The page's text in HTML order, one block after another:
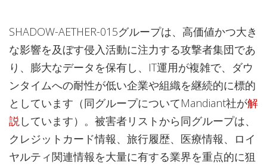
SHADOW-AETHER-015グループは、高価値かつ大き
な影響を及ぼす侵入活動に注力する攻撃者集団であ
り、膨大なデータを保有し、IT運用が複雑で、ダウ
ンタイムへの耐性が低い企業や組織を継続的に標的
としています（同グループについてMandiant社が解
説しています）。被害者リストから同グループは、
クレジットカード情報、旅行履歴、医療情報、ロイ
ヤルティ関連情報を大量に有する業界を重点的に狙